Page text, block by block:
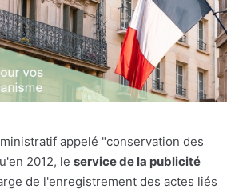
appelé "conservation des
2012, le service de la publicité
de l'enregistrement des actes liés